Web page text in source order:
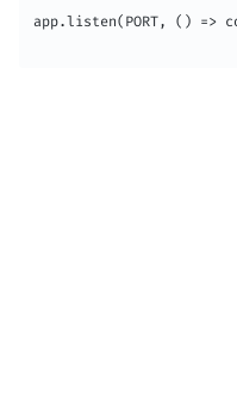
app.listen(PORT, () =>